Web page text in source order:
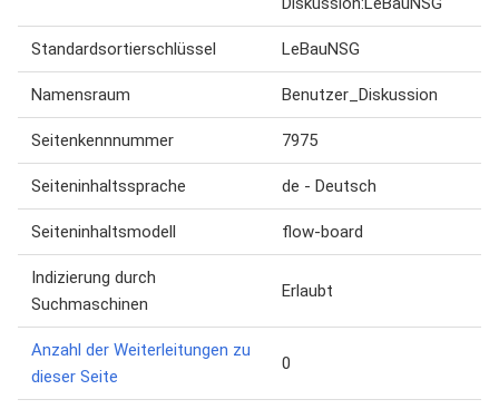
Standardsortierschlüssel LeBauNSG
Namensraum Benutzer_Diskussion
Seitenkennnummer 7975
Seiteninhaltssprache de - Deutsch
Seiteninhaltsmodell flow-board
Indizierung durch
Suchmaschinen
Erlaubt
Anzahl der Weiterleitungen zu
dieser Seite
0